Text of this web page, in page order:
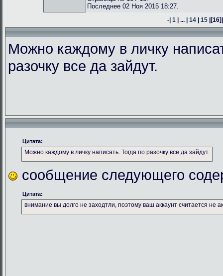
Последнее 02 Ноя 2015 18:27.
-| 1 | ... | 14 | 15 |[16]
Можно каждому в личку
разочку все да зайдут.
Цитата:
Можно каждому в личку написать. Тогда по разочку все да зайдут.
сообщение следующего
Цитата:
внимание вы долго не заходтли, поэтому ваш аккаунт считается не